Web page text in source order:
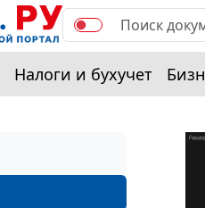
Налоги и бухучет